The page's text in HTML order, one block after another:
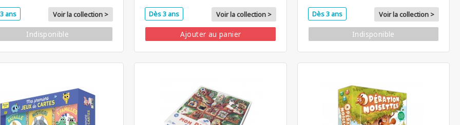
ans Voir la collection >
Indisponible
Dès 3 ans Voir la collection >
Ajouter au panier
Dès 3 ans Voir la collection >
Indisponible